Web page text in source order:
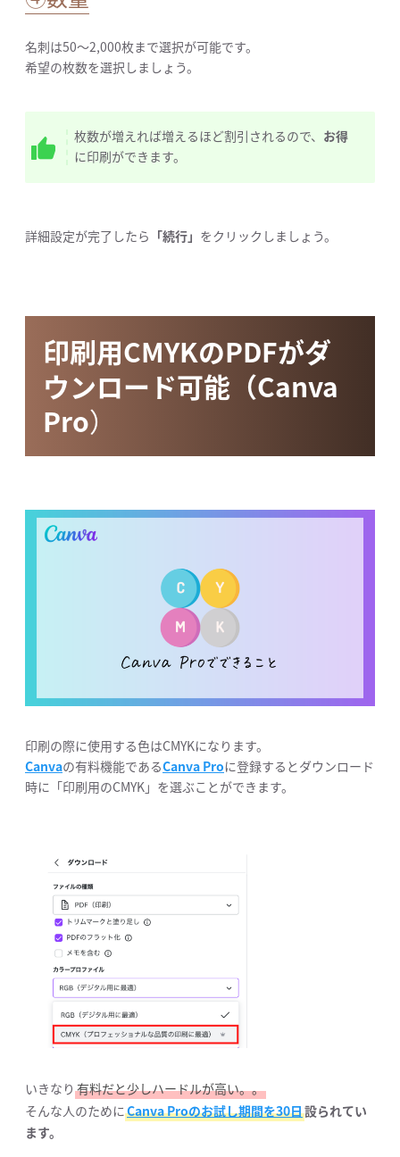
名刺は50〜2,000枚まで選択が可能です。
希望の枚数を選択しましょう。
枚数が増えれば増えるほど割引されるので、 お得
に印刷ができます。
詳細設定が完了したら 「続行」 をクリックしましょう。
印刷用CMYKのPDFがダ
ウンロード可能（Canva
Pro）
印刷の際に使用する色はCMYKになります。
Canvaの有料機能であるCanva Proに登録するとダウンロード
時に「印刷用のCMYK」を選ぶことができます。
いきなり 有料だと少しハードルが高い。。
そんな人のためにCanva Proのお試し期間を30日設られてい
ます。